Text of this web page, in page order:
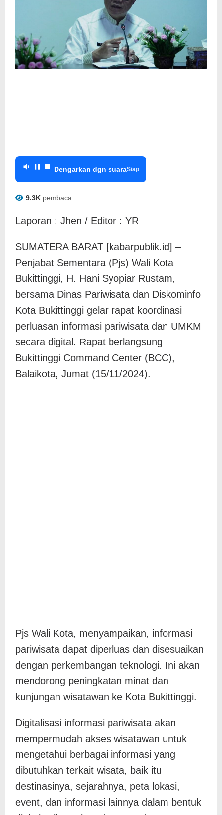
Dengarkan dgn suaraSiap
9.3K pembaca
Laporan : Jhen / Editor : YR
SUMATERA BARAT [kabarpublik.id] –
Penjabat Sementara (Pjs) Wali Kota
Bukittinggi, H. Hani Syopiar Rustam,
bersama Dinas Pariwisata dan Diskominfo
Kota Bukittinggi gelar rapat koordinasi
perluasan informasi pariwisata dan UMKM
secara digital. Rapat berlangsung
Bukittinggi Command Center (BCC),
Balaikota, Jumat (15/11/2024).
Pjs Wali Kota, menyampaikan, informasi
pariwisata dapat diperluas dan disesuaikan
dengan perkembangan teknologi. Ini akan
mendorong peningkatan minat dan
kunjungan wisatawan ke Kota Bukittinggi.
Digitalisasi informasi pariwisata akan
mempermudah akses wisatawan untuk
mengetahui berbagai informasi yang
dibutuhkan terkait wisata, baik itu
destinasinya, sejarahnya, peta lokasi,
event, dan informasi lainnya dalam bentuk